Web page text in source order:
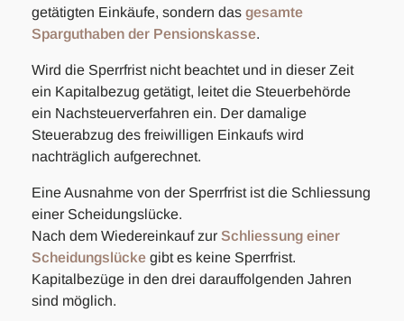
getätigten Einkäufe, sondern das gesamte
Sparguthaben der Pensionskasse.
Wird die Sperrfrist nicht beachtet und in dieser Zeit
ein Kapitalbezug getätigt, leitet die Steuerbehörde
ein Nachsteuerverfahren ein. Der damalige
Steuerabzug des freiwilligen Einkaufs wird
nachträglich aufgerechnet.
Eine Ausnahme von der Sperrfrist ist die Schliessung
einer Scheidungslücke.
Nach dem Wiedereinkauf zur Schliessung einer
Scheidungslücke gibt es keine Sperrfrist.
Kapitalbezüge in den drei darauffolgenden Jahren
sind möglich.